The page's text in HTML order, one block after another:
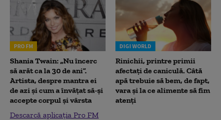
PRO FM
Shania Twain: „Nu încerc
să arăt ca la 30 de ani”.
Artista, despre mantra ei
de azi și cum a învățat să-și
accepte corpul și vârsta
Descarcă aplicația Pro FM
DIGI WORLD
Rinichii, printre primii
afectați de caniculă. Câtă
apă trebuie să bem, de fapt,
vara și la ce alimente să fim
atenți